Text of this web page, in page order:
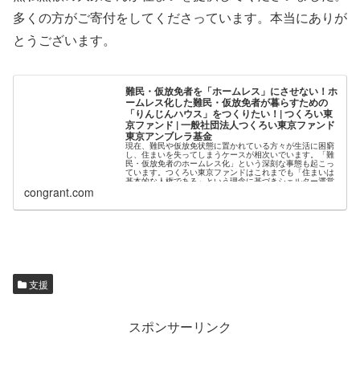
多くの方がご寄付をしてくださっています。本当にありが
とうございます。
難民・仮放免者を「ホームレス」にさせない！ホ
ームレス化した難民・仮放免者が暮らすための
「りんじんハウス」をつくりたい！| つくろい東
京ファンド | 一般社団法人つくろい東京ファンド
東京アンブレラ基金
現在、難民や仮放免状態に置かれている方々が生活に困窮
し、住まいを失ってしまうケースが相次いでいます。「難
民・仮放免者のホームレス化」という深刻な事態も起こっ
ています。つくろい東京ファンドはこれまでも「住まいは
基本的な人権である」という理念に基づきシェルター運営
congrant.com
支援
スポンサーリンク